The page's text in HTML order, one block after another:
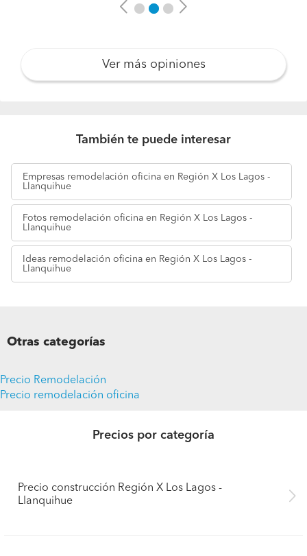
Previous Next
Ver más opiniones
También te puede interesar
Empresas remodelación oficina en Región X Los Lagos -
Llanquihue
Fotos remodelación oficina en Región X Los Lagos -
Llanquihue
Ideas remodelación oficina en Región X Los Lagos -
Llanquihue
Otras categorías
Precio Remodelación
Precio remodelación oficina
Precios por categoría
Precio construcción Región X Los Lagos -
Llanquihue